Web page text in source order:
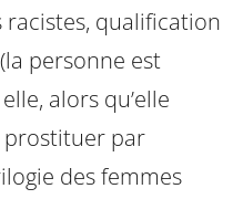
qualification
personne est
alors qu’elle
prostituer par
des femmes